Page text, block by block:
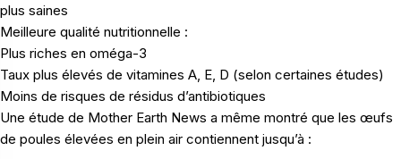
plus saines
Meilleure qualité nutritionnelle :
Plus riches en oméga-3
Taux plus élevés de vitamines A, E, D (selon certaines études)
Moins de risques de résidus d’antibiotiques
Une étude de Mother Earth News a même montré que les œufs
de poules élevées en plein air contiennent jusqu’à :